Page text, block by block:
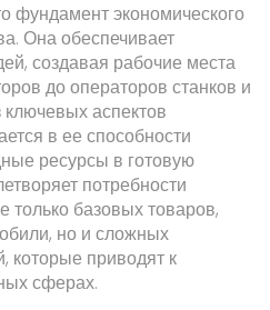
экономического
Она обеспечивает
создавая рабочие места
до операторов станков и
аспектов
в ее способности
ресурсы в готовую
потребности
только базовых товаров,
но и сложных
которые приводят к
сферах.